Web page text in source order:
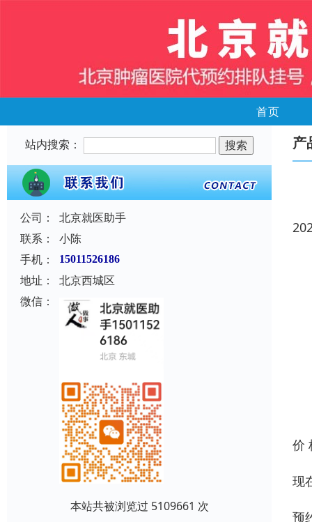
首页
站内搜索：
公司：
北京就医助手
联系：
小陈
手机：
15011526186
地址：
北京西城区
微信：
本站共被浏览过 5109661 次
产
价
现
预